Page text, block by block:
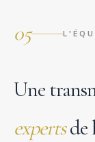
05
Une
expertsde